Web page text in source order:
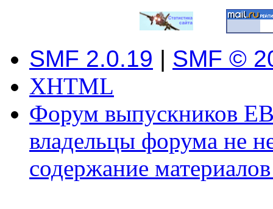
SMF 2.0.19 | SMF ©
XHTML
Форум выпускников
владельцы форума не
содержание